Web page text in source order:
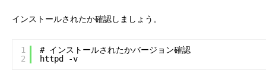
インストールされたか確認しましょう。
1
2
# インストールされたかバージョン確認
httpd -v